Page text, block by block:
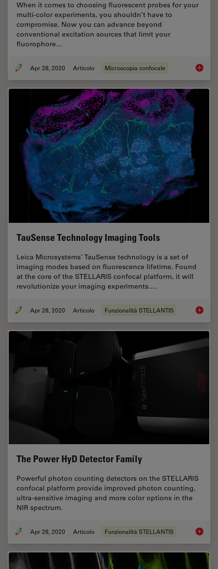
When it comes to choosing fluorescent probes for your
multi-color experiments, you shouldn’t have to
compromise. Now you can advance beyond
conventional excitation sources that limit your
fluorophore…
Apr 28, 2020 Articolo Microscopia confocale
TauSense Technology Imaging Tools
Leica Microsystems’ TauSense technology is a set of
imaging modes based on fluorescence lifetime. Found
at the core of the STELLARIS confocal platform, it will
revolutionize your imaging experiments.…
Apr 28, 2020 Articolo Funzionalità STELLANTIS
The Power HyD Detector Family
Powerful photon counting detectors on the STELLARIS
confocal platform provide improved photon counting,
ultra-sensitive imaging and more color options in the
NIR spectrum.
Apr 28, 2020 Articolo Funzionalità STELLANTIS The